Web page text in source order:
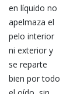
en líquido no
apelmaza el
pelo interior
ni exterior y
se reparte
bien por todo